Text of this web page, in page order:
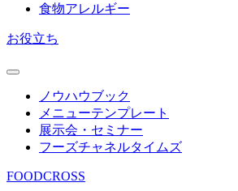
食物アレルギー
お役立ち
ノウハウブック
メニューテンプレート
展示会・セミナー
フーズチャネルタイムズ
FOODCROSS